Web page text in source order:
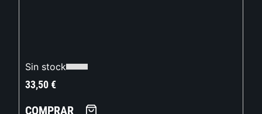
Sin stock
33,50€
COMPRAR